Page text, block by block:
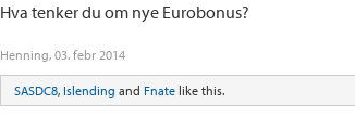
Hva tenker du om nye Eurobonus?
Henning, 03. febr 2014
SASDC8, Islending and Fnate like this.